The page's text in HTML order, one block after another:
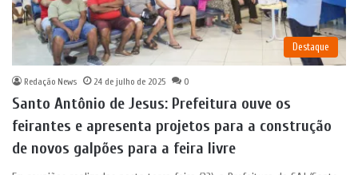
Destaque
Redação News 24 de julho de 2025 0
Santo Antônio de Jesus: Prefeitura ouve os
feirantes e apresenta projetos para a construção
de novos galpões para a feira livre